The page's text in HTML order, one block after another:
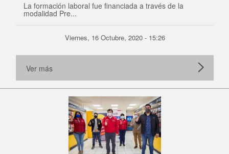
La formación laboral fue financiada a través de la
modalidad Pre...
Viernes, 16 Octubre, 2020 - 15:26
Ver más